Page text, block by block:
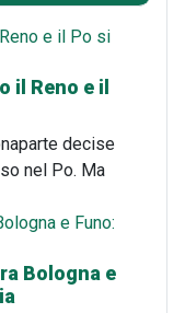
il Reno e il
decise
nel Po. Ma
Bologna e